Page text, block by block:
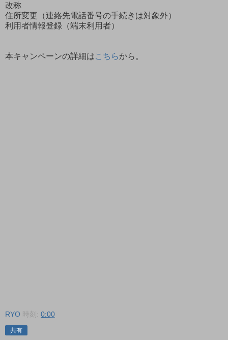
改称
住所変更（連絡先電話番号の手続きは対象外）
利用者情報登録（端末利用者）
本キャンペーンの詳細はこちらから。
RYO 時刻: 0:00
共有